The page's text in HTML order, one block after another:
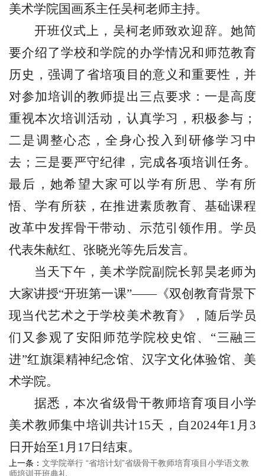
美术学院国画系主任吴柯老师主持。
开班仪式上，吴柯老师致欢迎辞。她简
要介绍了学校和学院的办学情况和师范教育
历史，强调了省培项目的意义和重要性，并
对参加培训的教师提出三点要求：一是高度
重视本次培训活动，认真学习，积极参与；
二是调整心态，全身心投入到研修学习中
去；三是要严守纪律，完成各项培训任务。
最后，她希望大家可以学有所思、学有所
悟、学有所获，在推进素质教育、基础课程
改革中发挥骨干带动、示范引领作用。学员
代表朱献红、张晓光等先后发言。
当天下午，美术学院副院长郭昊老师为
大家讲授“开班第一课”——《双创教育背景下
现当代艺术之于学校美术教育》，随后学员
们又参观了安阳师范学院校史馆、“三融三
进”红旗渠精神纪念馆、汉字文化体验馆、美
术学院。
据悉，本次省级骨干教师培育项目小学
美术教师集中培训共计15天，自 2024年1 月 3
日开始至1月 17 日结束。
上一条： 文学院举行 “省培计划”省级骨干教师培育项目小学语文教
师培训开班典礼